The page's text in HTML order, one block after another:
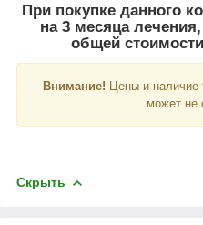
При покупке данного
на 3 месяца
общей
Внимание! Цены и наличие
может не
Скрыть